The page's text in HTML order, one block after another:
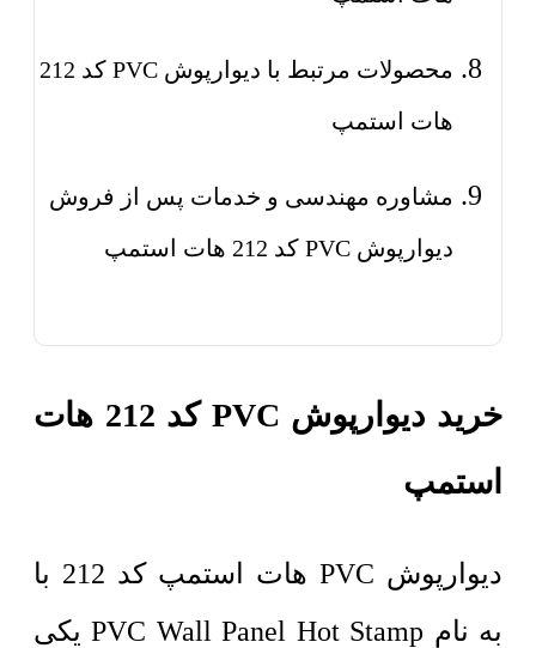
محصولات مرتبط با دیوارپوش PVC کد 212
هات استمپ
مشاوره مهندسی و خدمات پس از فروش
دیوارپوش PVC کد 212 هات استمپ
خرید دیوارپوش PVC کد 212 هات
استمپ
دیوارپوش PVC هات استمپ کد 212 با
به نام PVC Wall Panel Hot Stamp یکی